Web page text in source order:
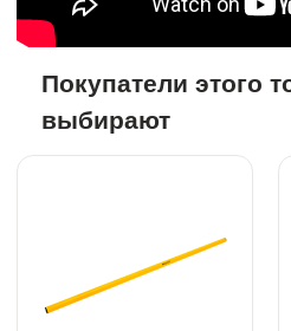
Покупатели этого
выбирают